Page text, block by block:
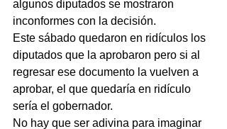
algunos diputados se mostraron
inconformes con la decisión.
Este sábado quedaron en ridículos los
diputados que la aprobaron pero si al
regresar ese documento la vuelven a
aprobar, el que quedaría en ridículo
sería el gobernador.
No hay que ser adivina para imaginar